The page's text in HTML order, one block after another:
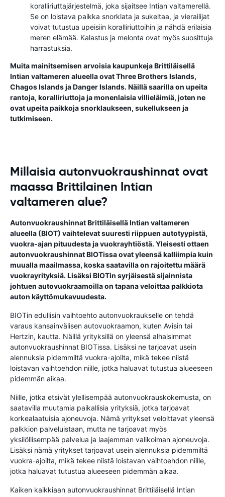
koralliriuttajärjestelmä, joka sijaitsee Intian valtamerellä.
Se on loistava paikka snorklata ja sukeltaa, ja vierailijat
voivat tutustua upeisiin koralliriuttoihin ja nähdä erilaisia ​​
meren elämää. Kalastus ja melonta ovat myös suosittuja
harrastuksia.
Muita mainitsemisen arvoisia kaupunkeja Brittiläisellä
Intian valtameren alueella ovat Three Brothers Islands,
Chagos Islands ja Danger Islands. Näillä saarilla on upeita
rantoja, koralliriuttoja ja monenlaisia ​​villieläimiä, joten ne
ovat upeita paikkoja snorklaukseen, sukellukseen ja
tutkimiseen.
Millaisia autonvuokraushinnat ovat
maassa Brittilainen Intian
valtameren alue?
Autonvuokraushinnat Brittiläisellä Intian valtameren
alueella (BIOT) vaihtelevat suuresti riippuen autotyypistä,
vuokra-ajan pituudesta ja vuokrayhtiöstä. Yleisesti ottaen
autonvuokraushinnat BIOTissa ovat yleensä kalliimpia kuin
muualla maailmassa, koska saatavilla on rajoitettu määrä
vuokrayrityksiä. Lisäksi BIOTin syrjäisestä sijainnista
johtuen autovuokraamoilla on tapana veloittaa palkkiota
auton käyttömukavuudesta.
BIOTin edullisin vaihtoehto autonvuokraukselle on tehdä
varaus kansainvälisen autovuokraamon, kuten Avisin tai
Hertzin, kautta. Näillä yrityksillä on yleensä alhaisimmat
autonvuokraushinnat BIOTissa. Lisäksi ne tarjoavat usein
alennuksia pidemmiltä vuokra-ajoilta, mikä tekee niistä
loistavan vaihtoehdon niille, jotka haluavat tutustua alueeseen
pidemmän aikaa.
Niille, jotka etsivät ylellisempää autonvuokrauskokemusta, on
saatavilla muutamia paikallisia yrityksiä, jotka tarjoavat
korkealaatuisia ajoneuvoja. Nämä yritykset veloittavat yleensä
palkkion palveluistaan, mutta ne tarjoavat myös
yksilöllisempää palvelua ja laajemman valikoiman ajoneuvoja.
Lisäksi nämä yritykset tarjoavat usein alennuksia pidemmiltä
vuokra-ajoilta, mikä tekee niistä loistavan vaihtoehdon niille,
jotka haluavat tutustua alueeseen pidemmän aikaa.
Kaiken kaikkiaan autonvuokraushinnat Brittiläisellä Intian